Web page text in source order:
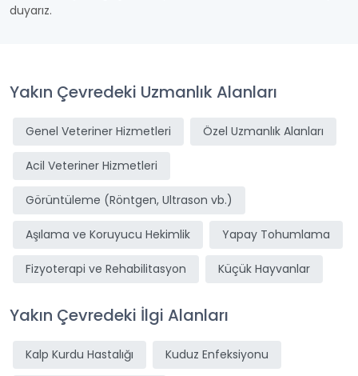
duyarız.
Yakın Çevredeki Uzmanlık Alanları
Genel Veteriner Hizmetleri Özel Uzmanlık Alanları
Acil Veteriner Hizmetleri
Görüntüleme (Röntgen, Ultrason vb.)
Aşılama ve Koruyucu Hekimlik Yapay Tohumlama
Fizyoterapi ve Rehabilitasyon Küçük Hayvanlar
Yakın Çevredeki İlgi Alanları
Kalp Kurdu Hastalığı Kuduz Enfeksiyonu